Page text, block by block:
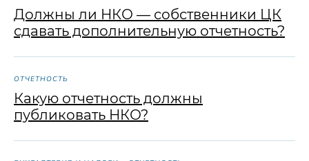
Должны ли НКО — собственники ЦК
сдавать дополнительную отчетность?
ОТЧЕТНОСТЬ
Какую отчетность должны
публиковать НКО?